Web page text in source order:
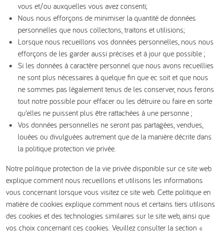
vous et/ou auxquelles vous avez consenti;
Nous nous efforçons de minimiser la quantité de données
personnelles que nous collectons, traitons et utilisions;
Lorsque nous recueillons vos données personnelles, nous nous
efforçons de les garder aussi précises et à jour que possible ;
Si les données à caractère personnel que nous avons recueillies
ne sont plus nécessaires à quelque fin que ec soit et que nous
ne sommes pas légalement tenus de les conserver, nous ferons
tout notre possible pour effacer ou les détruire ou faire en sorte
qu’elles ne puissent plus être rattachées à une personne ;
Vos données personnelles ne seront pas partagées, vendues,
louées ou divulguées autrement que de la manière décrite dans
la politique protection vie privée.
Notre politique protection de la vie privée disponible sur ce site web
explique comment nous recueillons et utilisons les informations
vous concernant lorsque vous visitez ce site web. Cette politique en
matière de cookies explique comment nous et certains tiers utilisons
des cookies et des technologies similaires sur le site web, ainsi que
vos choix concernant ces cookies. Veuillez consulter la section «